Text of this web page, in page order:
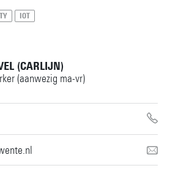
IOT
(CARLIJN)
(aanwezig ma-vr)